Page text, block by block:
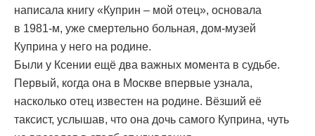
написала книгу «Куприн – мой отец», основала
в 1981-м, уже смертельно больная, дом-музей
Куприна у него на родине.
Были у Ксении ещё два важных момента в судьбе.
Первый, когда она в Москве впервые узнала,
насколько отец известен на родине. Вёзший её
таксист, услышав, что она дочь самого Куприна, чуть